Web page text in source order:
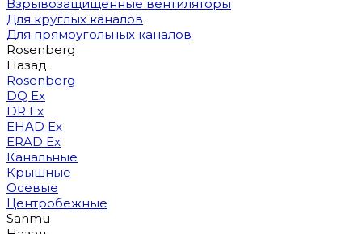
Взрывозащищенные вентиляторы
Для круглых каналов
Для прямоугольных каналов
Rosenberg
Назад
Rosenberg
DQ Ex
DR Ex
EHAD Ex
ERAD Ex
Канальные
Крышные
Осевые
Центробежные
Sanmu